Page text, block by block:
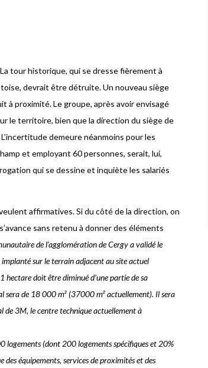
tour historique, qui se dresse fièrement à
devrait être détruite. Un nouveau siège
proximité. Le groupe, après avoir envisagé
le territoire, bien que la direction du siège de
demeure néanmoins pour les
et employant 60 personnes, serait, lui,
qui se dessine et inquiète les salariés
affirmatives. Si du côté de la direction, on
sans retenu à donner des éléments
de l’agglomération de Cergy a validé le
sur le terrain adjacent au site actuel
doit être diminué d’une partie de sa
sera de 18 000 m² (37000 m² actuellement). Il sera
de 3M, le centre technique actuellement à
logements (dont 200 logements spécifiques et 20%
des équipements, services de proximités et des